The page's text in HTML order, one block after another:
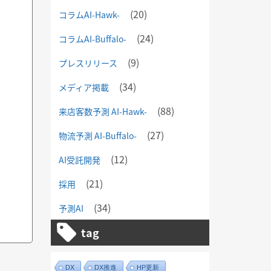
コラムAI-Hawk- (20)
コラムAI-Buffalo- (24)
プレスリリース (9)
メディア掲載 (34)
来店客数予測 AI-Hawk- (88)
物流予測 AI-Buffalo- (27)
AI受託開発 (12)
採用 (21)
予測AI (34)
tag
DX DX推進 HP更新